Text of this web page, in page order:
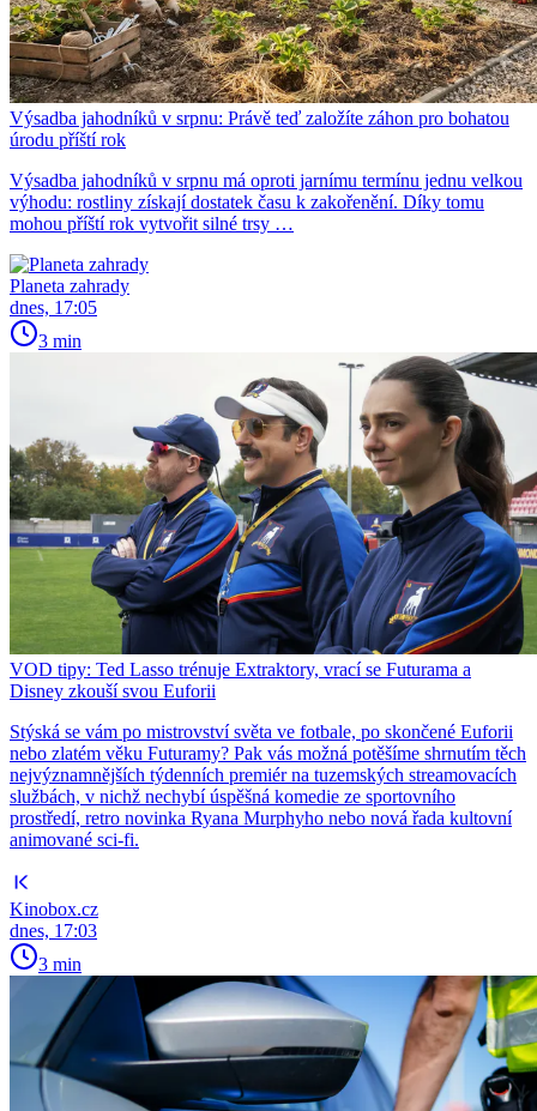
Výsadba jahodníků v srpnu: Právě teď založíte záhon pro bohatou
úrodu příští rok
Výsadba jahodníků v srpnu má oproti jarnímu termínu jednu velkou
výhodu: rostliny získají dostatek času k zakořenění. Díky tomu
mohou příští rok vytvořit silné trsy …
Planeta zahrady
dnes, 17:05
3 min
VOD tipy: Ted Lasso trénuje Extraktory, vrací se Futurama a
Disney zkouší svou Euforii
Stýská se vám po mistrovství světa ve fotbale, po skončené Euforii
nebo zlatém věku Futuramy? Pak vás možná potěšíme shrnutím těch
nejvýznamnějších týdenních premiér na tuzemských streamovacích
službách, v nichž nechybí úspěšná komedie ze sportovního
prostředí, retro novinka Ryana Murphyho nebo nová řada kultovní
animované sci-fi.
Kinobox.cz
dnes, 17:03
3 min